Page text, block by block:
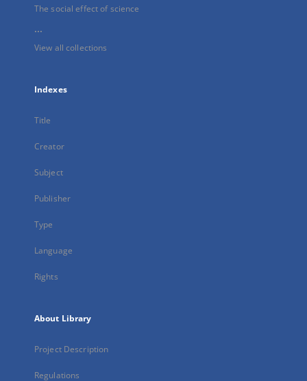
The social effect of science
...
View all collections
Indexes
Title
Creator
Subject
Publisher
Type
Language
Rights
About Library
Project Description
Regulations